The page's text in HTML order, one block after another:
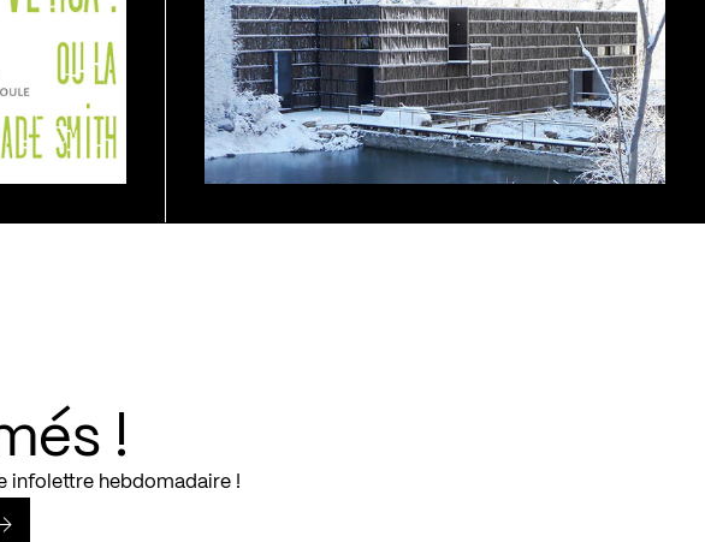
!
infolettre hebdomadaire !